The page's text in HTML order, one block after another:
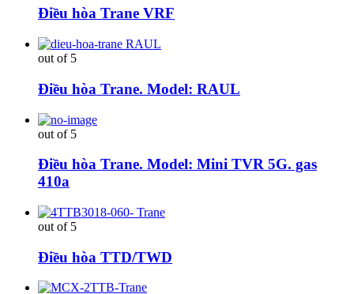
Điều hòa Trane VRF
out of 5
Điều hòa Trane. Model: RAUL
out of 5
Điều hòa Trane. Model: Mini TVR 5G. gas
410a
out of 5
Điều hòa TTD/TWD